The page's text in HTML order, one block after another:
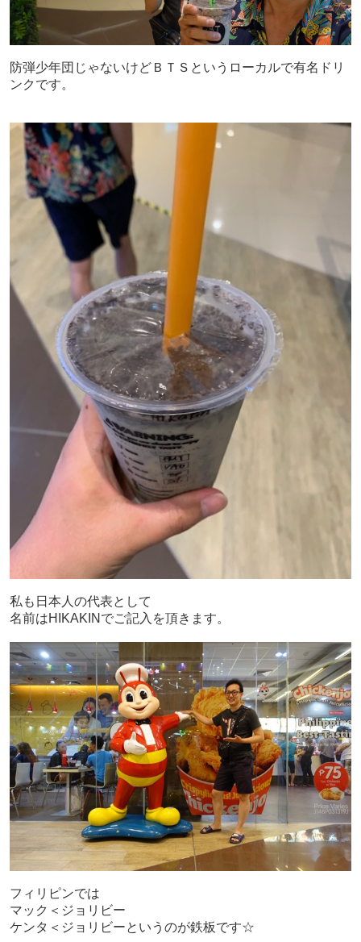
防弾少年団じゃないけどＢＴＳというローカルで有名ドリ
ンクです。
私も日本人の代表として
名前はHIKAKINでご記入を頂きます。
フィリピンでは
マック＜ジョリビー
ケンタ＜ジョリビーというのが鉄板です☆